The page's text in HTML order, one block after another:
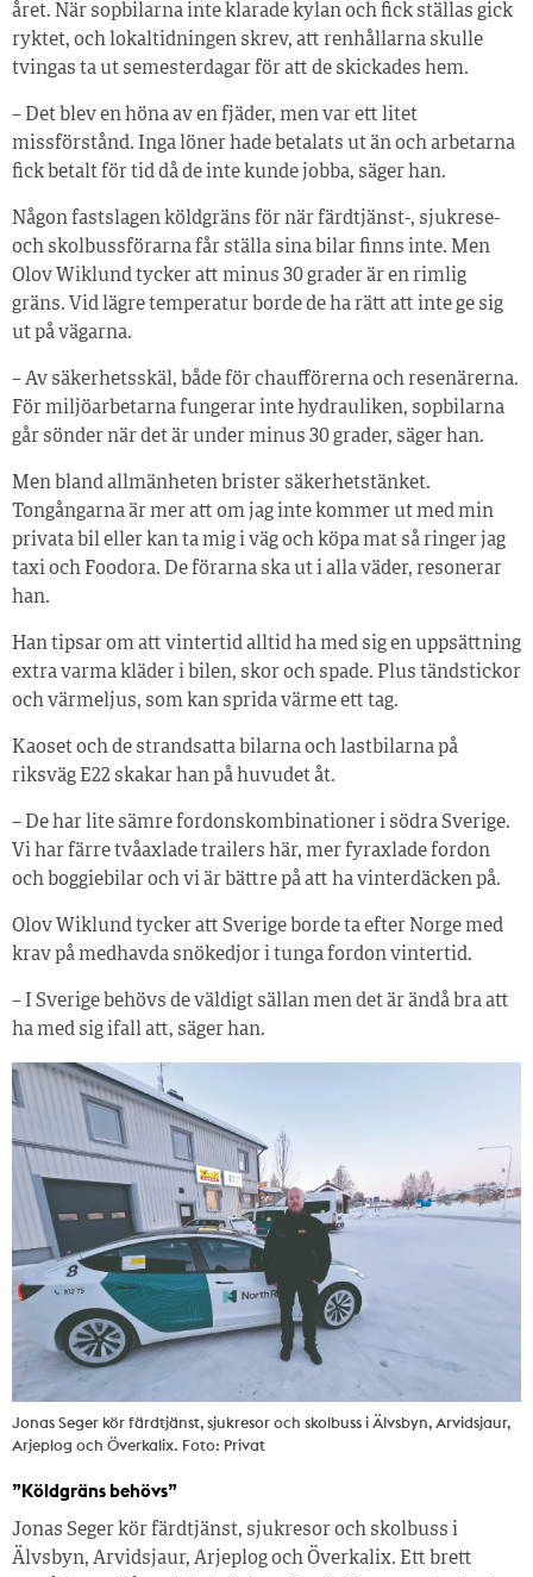
året. När sopbilarna inte klarade kylan och fick ställas gick
ryktet, och lokaltidningen skrev, att renhållarna skulle
tvingas ta ut semesterdagar för att de skickades hem.
– Det blev en höna av en fjäder, men var ett litet
missförstånd. Inga löner hade betalats ut än och arbetarna
fick betalt för tid då de inte kunde jobba, säger han.
Någon fastslagen köldgräns för när färdtjänst-, sjukrese-
och skolbussförarna får ställa sina bilar finns inte. Men
Olov Wiklund tycker att minus 30 grader är en rimlig
gräns. Vid lägre temperatur borde de ha rätt att inte ge sig
ut på vägarna.
– Av säkerhetsskäl, både för chaufförerna och resenärerna.
För miljöarbetarna fungerar inte hydrauliken, sopbilarna
går sönder när det är under minus 30 grader, säger han.
Men bland allmänheten brister säkerhetstänket.
Tongångarna är mer att om jag inte kommer ut med min
privata bil eller kan ta mig i väg och köpa mat så ringer jag
taxi och Foodora. De förarna ska ut i alla väder, resonerar
han.
Han tipsar om att vintertid alltid ha med sig en uppsättning
extra varma kläder i bilen, skor och spade. Plus tändstickor
och värmeljus, som kan sprida värme ett tag.
Kaoset och de strandsatta bilarna och lastbilarna på
riksväg E22 skakar han på huvudet åt.
– De har lite sämre fordonskombinationer i södra Sverige.
Vi har färre tvåaxlade trailers här, mer fyraxlade fordon
och boggiebilar och vi är bättre på att ha vinterdäcken på.
Olov Wiklund tycker att Sverige borde ta efter Norge med
krav på medhavda snökedjor i tunga fordon vintertid.
– I Sverige behövs de väldigt sällan men det är ändå bra att
ha med sig ifall att, säger han.
Jonas Seger kör färdtjänst, sjukresor och skolbuss i Älvsbyn, Arvidsjaur,
Arjeplog och Överkalix. Foto: Privat
”Köldgräns behövs”
Jonas Seger kör färdtjänst, sjukresor och skolbuss i
Älvsbyn, Arvidsjaur, Arjeplog och Överkalix. Ett brett